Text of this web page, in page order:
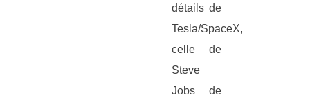
détails de
Tesla/SpaceX,
celle de
Steve
Jobs de